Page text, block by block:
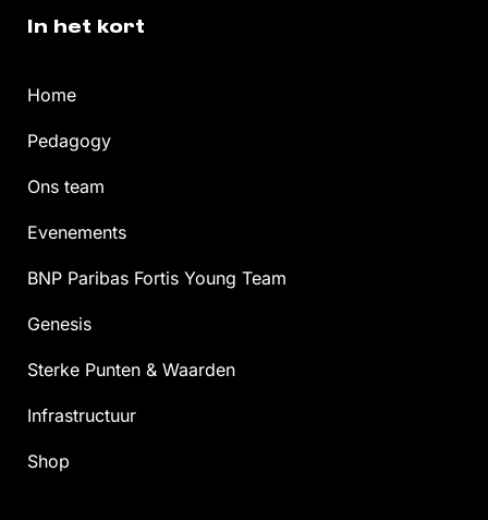
In het kort
Home
Pedagogy
Ons team
Evenements
BNP Paribas Fortis Young Team
Genesis
Sterke Punten & Waarden
Infrastructuur
Shop